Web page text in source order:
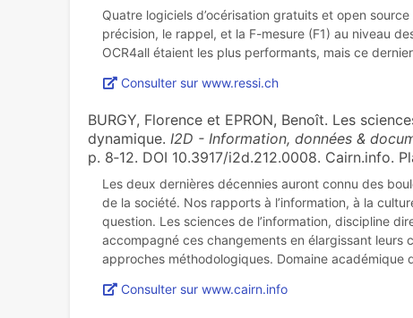
Quatre logiciels d’océrisation gratuits et open
précision, le rappel, et la F-mesure (F1) au niveau
Consulter sur www.ressi.ch
BURGY, Florence et EPRON, Benoît. Les
dynamique. I2D - Information, données &
p. 8‑12. DOI 10.3917/i2d.212.0008. Cairn.info.
Les deux dernières décennies auront connu des
de la société. Nos rapports à l’information, à la
question. Les sciences de l’information, discipline
accompagné ces changements en élargissant leurs
Consulter sur www.cairn.info